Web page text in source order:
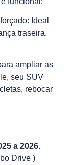
Ideal
traseira.
ampliar as
seu SUV
rebocar
a 2026.
Drive )